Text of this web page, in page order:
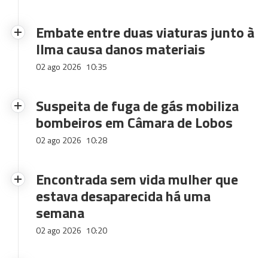
Embate entre duas viaturas junto à
Ilma causa danos materiais
02 ago 2026 10:35
Suspeita de fuga de gás mobiliza
bombeiros em Câmara de Lobos
02 ago 2026 10:28
Encontrada sem vida mulher que
estava desaparecida há uma
semana
02 ago 2026 10:20